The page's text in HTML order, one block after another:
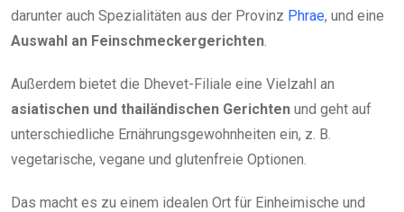
darunter auch Spezialitäten aus der Provinz Phrae, und eine
Auswahl an Feinschmeckergerichten
Außerdem bietet die Dhevet-Filiale eine Vielzahl an
asiatischen und thailändischen Gerichten und geht auf
unterschiedliche Ernährungsgewohnheiten ein, z. B.
vegetarische, vegane und glutenfreie Optionen.
Das macht es zu einem idealen Ort für Einheimische und